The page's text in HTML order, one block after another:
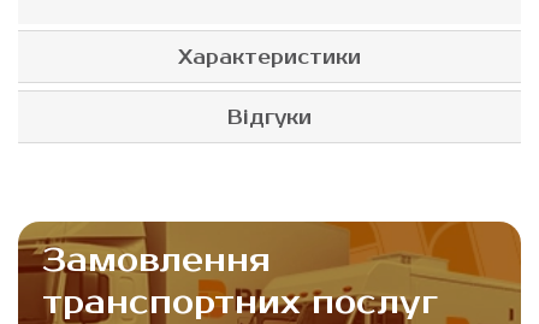
Характеристики
Відгуки
Замовлення
транспортних послуг